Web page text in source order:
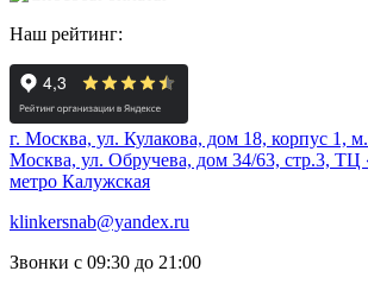
Наш рейтинг:
г. Москва, ул. Кулакова, дом 18, корпус 1,
Москва, ул. Обручева, дом 34/63, стр.3,
метро Калужская
klinkersnab@yandex.ru
Звонки с 09:30 до 21:00